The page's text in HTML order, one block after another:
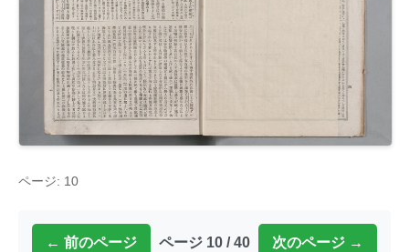
ページ: 10
← 前のページ ページ 10 / 40 次のページ →